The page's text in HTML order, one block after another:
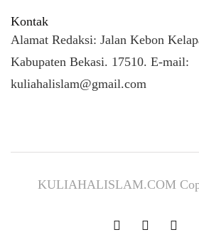
Kontak
Alamat Redaksi: Jalan Kebon
Kabupaten Bekasi. 17510. E-mail:
kuliahalislam@gmail.com
KULIAHALISLAM.COM